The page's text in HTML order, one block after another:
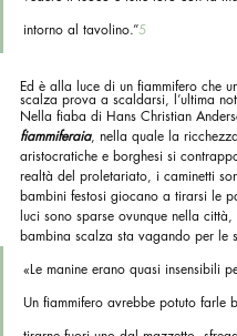
intorno al tavolino.”5
Ed è alla luce di un fiammifero che
scalza prova a scaldarsi, l’ultima
Nella fiaba di Hans Christian
fiammiferaia, nella quale la
aristocratiche e borghesi si
realtà del proletariato, i caminetti
bambini festosi giocano a tirarsi le
luci sono sparse ovunque nella città,
bambina scalza sta vagando per le
«Le manine erano quasi insensibili
Un fiammifero avrebbe potuto farle